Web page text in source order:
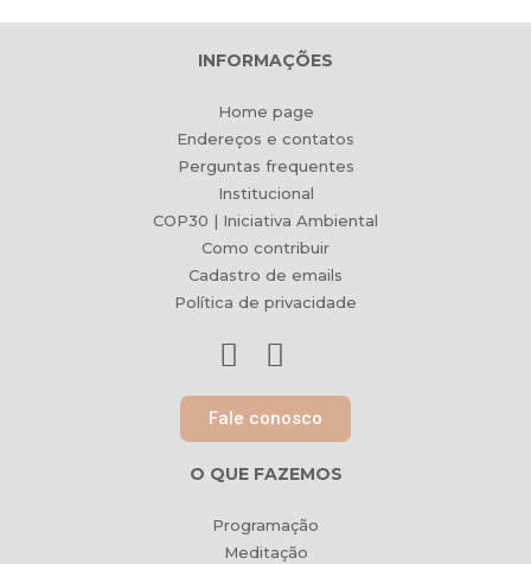
INFORMAÇÕES
Home page
Endereços e contatos
Perguntas frequentes
Institucional
COP30 | Iniciativa Ambiental
Como contribuir
Cadastro de emails
Política de privacidade
Fale conosco
O QUE FAZEMOS
Programação
Meditação